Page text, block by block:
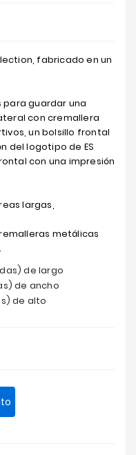
fabricado en un
guardar una
con cremallera
un bolsillo frontal
del logotipo de ES
con una impresión
largas,
metálicas
de largo
de ancho
de alto